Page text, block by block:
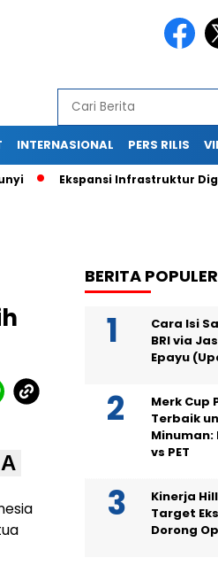
INTERNASIONAL PERS RILIS
Ekspansi Infrastruktur Digital
A
BERITA POPULER
Cara Isi
BRI via
Epayu
Merk Cup
Terbaik
Minuman:
vs PET
Kinerja
Target
Dorong